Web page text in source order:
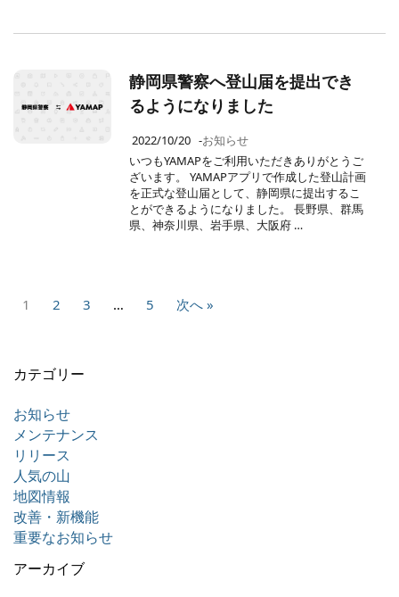
静岡県警察へ登山届を提出でき
るようになりました
2022/10/20 -お知らせ
いつもYAMAPをご利用いただきありがとうご
ざいます。 YAMAPアプリで作成した登山計画
を正式な登山届として、静岡県に提出するこ
とができるようになりました。 長野県、群馬
県、神奈川県、岩手県、大阪府 …
1 2 3 … 5 次へ »
カテゴリー
お知らせ
メンテナンス
リリース
人気の山
地図情報
改善・新機能
重要なお知らせ
アーカイブ